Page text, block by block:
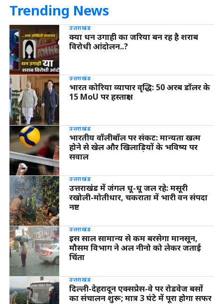
Trending News
उत्तराखंड
क्या धन उगाही का जरिया बन रह है शराब
विरोधी आंदोलन..?
उत्तराखंड
भारत कोरिया व्यापार वृद्धि: 50 अरब डॉलर के
15 MoU पर हस्ताक्षर
उत्तराखंड
भारतीय वॉलीबॉल पर संकट: मान्यता खत्म
होने से खेल और खिलाड़ियों के भविष्य पर
सवाल
उत्तराखंड
उत्तराखंड में जंगल धू-धू जल रहे: मसूरी
रखोली-मोतीधार, चकराता में भारी वन संपदा
नष्ट
उत्तराखंड
इस साल सामान्य से कम बरसेगा मानसून,
मौसम विभाग ने अल नीनो को लेकर जताई
चिंता
उत्तराखंड
दिल्ली-देहरादून एक्सप्रेस-वे पर रोडवेज बसों
का संचालन शुरू; मात्र 3 घंटे में पूरा होगा सफर